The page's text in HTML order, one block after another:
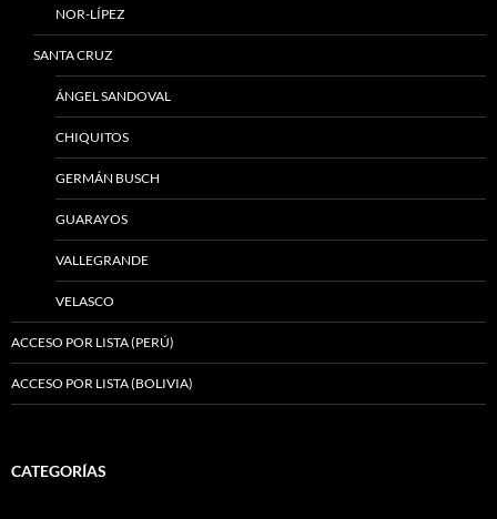
NOR-LÍPEZ
SANTA CRUZ
ÁNGEL SANDOVAL
CHIQUITOS
GERMÁN BUSCH
GUARAYOS
VALLEGRANDE
VELASCO
ACCESO POR LISTA (PERÚ)
ACCESO POR LISTA (BOLIVIA)
CATEGORÍAS